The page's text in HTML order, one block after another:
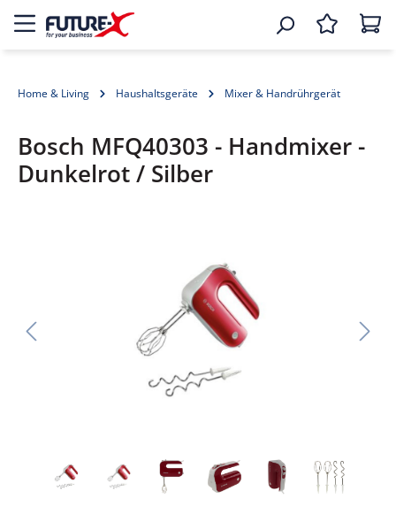
Home & Living Haushaltsgeräte Mixer & Handrührgerät
Bosch MFQ40303 - Handmixer -
Dunkelrot / Silber